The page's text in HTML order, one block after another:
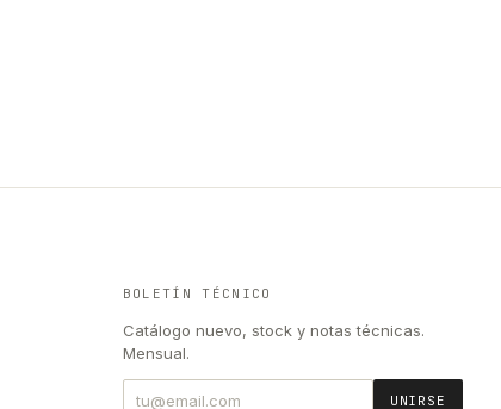
BOLETÍN TÉCNICO
Catálogo nuevo, stock y notas técnicas.
Mensual.
UNIRSE